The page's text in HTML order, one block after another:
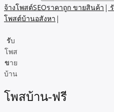
จ้างโพสต์SEOราคาถูก ขายสินค้า |
โพสต์บ้านอสังหา |
รับ
โพส
ขาย
บ้าน
โพสบ้าน-ฟรี